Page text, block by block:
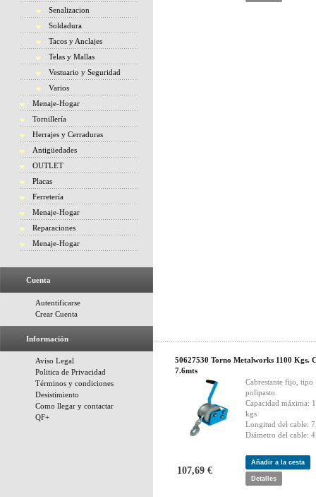
Senalizacion
Soldadura
Tacos y Anclajes
Telas y Mallas
Vestuario y Seguridad
Varios
Menaje-Hogar
Tornillería
Herrajes y Cerraduras
Antigüedades
OUTLET
Placas
Ferretería
Menaje-Hogar
Reparaciones
Menaje-Hogar
Cuenta
Autentificarse
Crear Cuenta
Información
Aviso Legal
Politica de Privacidad
Términos y condiciones
Desistimiento
Como llegar y contactar
QF+
50627530 Torno Metalworks 1100 Kgs.
7.6mts
Cabrestante fijo, tipo
polipasto.
Capacidad máxima:
kgs
Longitud del cable:
Diámetro del cable:
107,69 €
Añadir a la cesta
Detalles